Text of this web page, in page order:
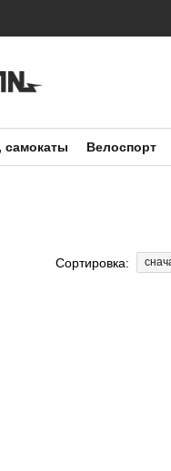
самокаты Велоспорт
Сортировка: